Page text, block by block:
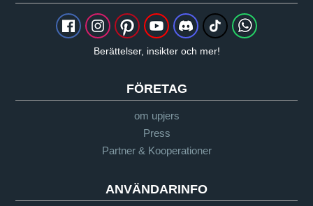
Berättelser, insikter och mer!
FÖRETAG
om upjers
Press
Partner & Kooperationer
ANVÄNDARINFO